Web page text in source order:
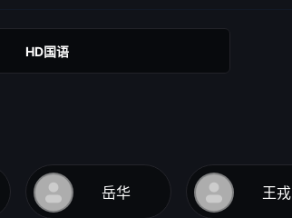
HD国语
岳华 王戎